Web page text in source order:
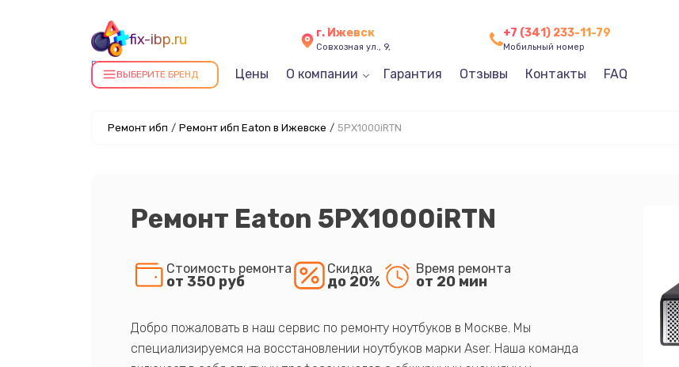
fix-ibp.ru
Ремонт ИБП в Ижевске
г. Ижевск
Совхозная ул., 9,
+7 (341) 233-11-79
Мобильный номер
ВЫБЕРИТЕ БРЕНД Цены О компании Гарантия Отзывы Контакты FAQ
Ремонт ибп / Ремонт ибп Eaton в Ижевске / 5PX1000iRTN
Ремонт Eaton 5PX1000iRTN
Стоимость ремонта
от 350 руб
Скидка
до 20%
Время ремонта
от 20 мин
Добро пожаловать в наш сервис по ремонту ноутбуков в Москве. Мы
специализируемся на восстановлении ноутбуков марки Aser. Наша команда